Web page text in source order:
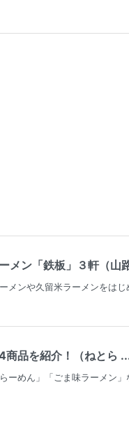
メン「鉄板」３軒（
メンや久留米ラーメンをは
商品を紹介！（ねとら
ーめん」「ごま味ラーメン